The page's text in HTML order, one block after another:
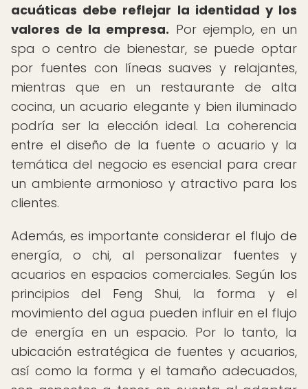
acuáticas debe reflejar la identidad y los
valores de la empresa. Por ejemplo, en un
spa o centro de bienestar, se puede optar
por fuentes con líneas suaves y relajantes,
mientras que en un restaurante de alta
cocina, un acuario elegante y bien iluminado
podría ser la elección ideal. La coherencia
entre el diseño de la fuente o acuario y la
temática del negocio es esencial para crear
un ambiente armonioso y atractivo para los
clientes.
Además, es importante considerar el flujo de
energía, o chi, al personalizar fuentes y
acuarios en espacios comerciales. Según los
principios del Feng Shui, la forma y el
movimiento del agua pueden influir en el flujo
de energía en un espacio. Por lo tanto, la
ubicación estratégica de fuentes y acuarios,
así como la forma y el tamaño adecuados,